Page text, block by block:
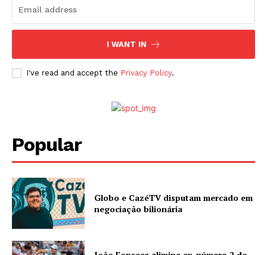
I WANT IN
I've read and accept the Privacy Policy.
Popular
Globo e CazéTV disputam mercado em
negociação bilionária